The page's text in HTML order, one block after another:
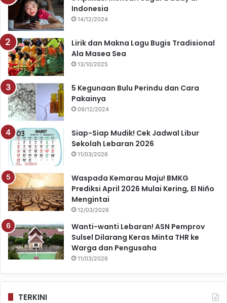
b
o
e
m
Indonesia
14/12/2024
Lirik dan Makna Lagu Bugis Tradisional
Ala Masea Sea
13/10/2025
5 Kegunaan Bulu Perindu dan Cara
Pakainya
09/12/2024
Siap-Siap Mudik! Cek Jadwal Libur
Sekolah Lebaran 2026
11/03/2026
Waspada Kemarau Maju! BMKG
Prediksi April 2026 Mulai Kering, El Niño
Mengintai
12/03/2026
Wanti-wanti Lebaran! ASN Pemprov
Sulsel Dilarang Keras Minta THR ke
Warga dan Pengusaha
11/03/2026
TERKINI